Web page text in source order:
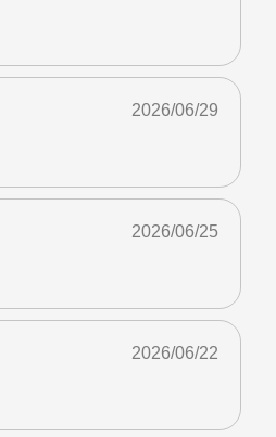
2026/06/29
2026/06/25
2026/06/22